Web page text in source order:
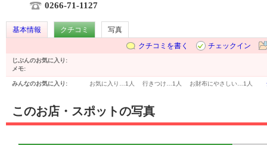
0266-71-1127
基本情報 クチコミ
写真
クチコミを書く
チェックイン
じぶんのお気に入り:
メモ:
みんなのお気に入り: お気に入り… 1人 行きつけ… 1人 お財布にやさしい… 1人
このお店・スポットの写真